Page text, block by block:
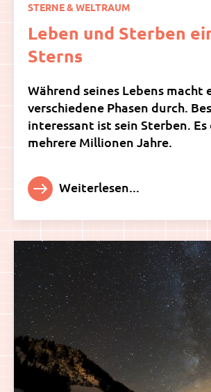
STERNE & WELTRAUM
Leben und Sterben
Sterns
Während seines Lebens macht
verschiedene Phasen durch.
interessant ist sein Sterben.
mehrere Millionen Jahre.
Weiterlesen...